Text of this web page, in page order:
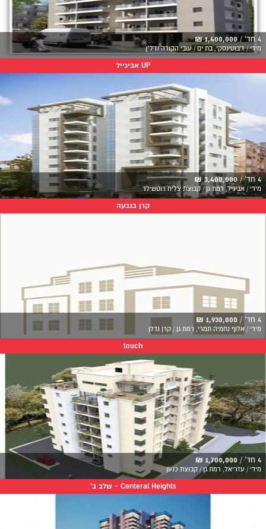
4 חד' / 1,400,000 ₪
מידי / ז'בוטינסקי, בת ים / עובי הקורה נדל"ן
UP אביגייל
4 חד' / 3,400,000 ₪
מידי / אביגיל, רמת גן / קבוצת צליח רוטשילד
קרן בגבעה
4 חד' / 1,930,000 ₪
מידי / אלוף נחמיה תמרי, רמת גן / קרן נדלן
touch
4 חד' / 1,700,000 ₪
מידי / עזריאל, רמת גן / קבוצת כנען
Centeral Heights - שלב ב'